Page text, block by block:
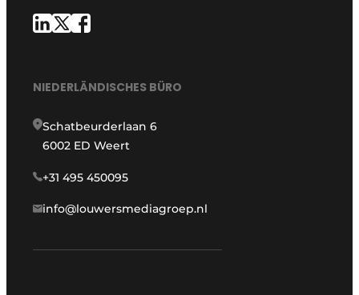
NIEDERLÄNDISCHES BÜRO
Schatbeurderlaan 6
6002 ED Weert
+31 495 450095
info@louwersmediagroep.nl